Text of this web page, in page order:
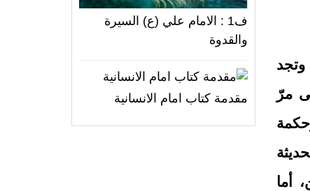
وتجد
مرّ
أما
ف1 : الامام علي (ع) السيرة
والقدوة
مقدمة كتاب امام الانسانية